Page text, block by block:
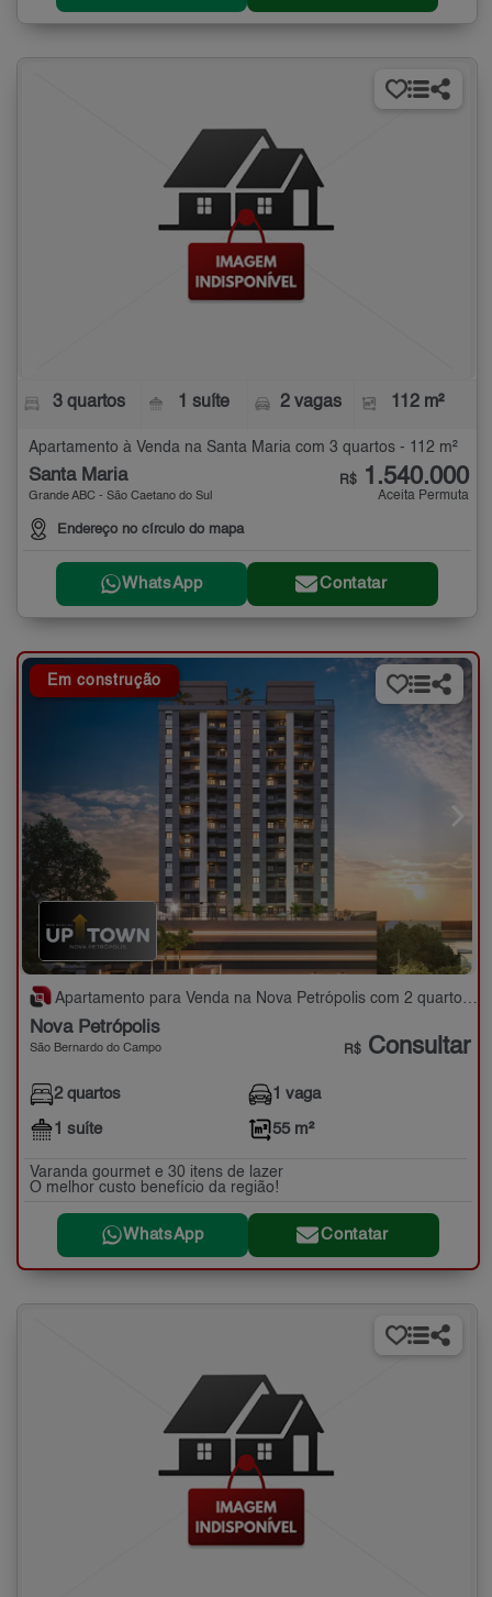
3 quartos 1 suíte 2 vagas 112 m²
Apartamento à Venda na Santa Maria com 3 quartos - 112 m²
Santa Maria
Grande ABC - São Caetano do Sul
Endereço no círculo do mapa
R$ 1.540.000
Aceita Permuta
WhatsApp Contatar
Em construção
Apartamento para Venda na Nova Petrópolis com 2 quartos - 55 m²
Nova Petrópolis
São Bernardo do Campo R$ Consultar
2 quartos
1 suíte
1 vaga
55 m²
Varanda gourmet e 30 itens de lazer
O melhor custo benefício da região!
WhatsApp Contatar